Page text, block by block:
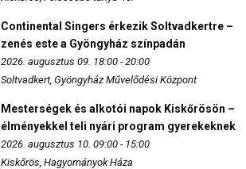
Continental Singers érkezik Soltvadkertre –
zenés este a Gyöngyház színpadán
2026. augusztus 09. 18:00 - 20:00
Soltvadkert, Gyöngyház Művelődési Központ
Mesterségek és alkotói napok Kiskőrösön –
élményekkel teli nyári program gyerekeknek
2026. augusztus 10. 09:00 - 15:00
Kiskőrös, Hagyományok Háza